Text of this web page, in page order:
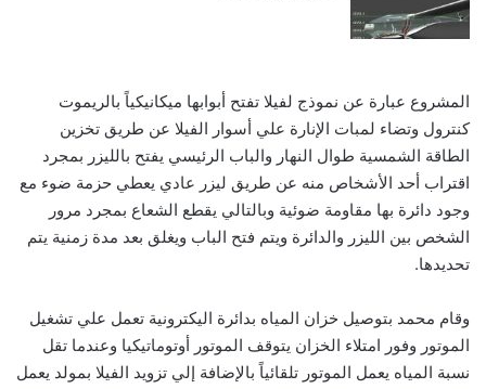
المشروع عبارة عن نموذج لفيلا تفتح أبوابها ميكانيكياً بالريموت
كنترول وتضاء لمبات الإنارة علي أسوار الفيلا عن طريق تخزين
الطاقة الشمسية طوال النهار والباب الرئيسي يفتح بالليزر بمجرد
اقتراب أحد الأشخاص منه عن طريق ليزر عادي يعطي حزمة ضوء مع
وجود دائرة بها مقاومة ضوئية وبالتالي يقطع الشعاع بمجرد مرور
الشخص بين الليزر والدائرة ويتم فتح الباب ويغلق بعد مدة زمنية يتم
تحديدها.
وقام محمد بتوصيل خزان المياه بدائرة اليكترونية تعمل علي تشغيل
الموتور وفور امتلاء الخزان يتوقف الموتور أوتوماتيكيا وعندما تقل
نسبة المياه يعمل الموتور تلقائياً بالإضافة إلي تزويد الفيلا بمولد يعمل